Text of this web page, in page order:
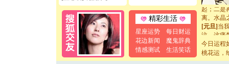
精彩生活
星座运势
每日财运
花边新闻
魔鬼辞典
情感测试
生活笑话
起；二是
离。水晶
[元旦] 当
泣，这痛
卖了。水
[春节]风
颜！冬去
今日运程
桃花运，